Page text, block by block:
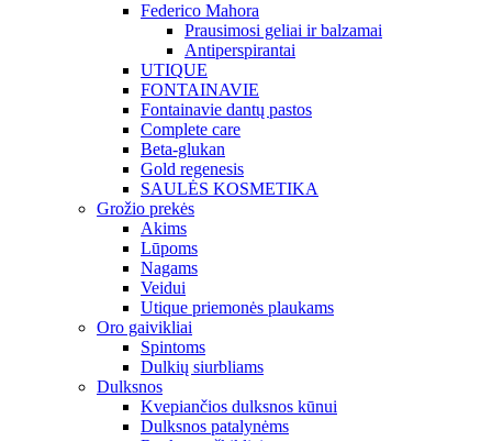
Federico Mahora
Prausimosi geliai ir balzamai
Antiperspirantai
UTIQUE
FONTAINAVIE
Fontainavie dantų pastos
Complete care
Beta-glukan
Gold regenesis
SAULĖS KOSMETIKA
Grožio prekės
Akims
Lūpoms
Nagams
Veidui
Utique priemonės plaukams
Oro gaivikliai
Spintoms
Dulkių siurbliams
Dulksnos
Kvepiančios dulksnos kūnui
Dulksnos patalynėms